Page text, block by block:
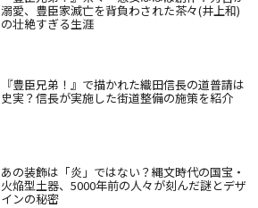
溺愛、豊臣家滅亡を背負わされた茶々(井上和)
の壮絶すぎる生涯
『豊臣兄弟！』で描かれた織田信長の道普請は
史実？信長が実施した街道整備の施策を紹介
あの装飾は「炎」ではない？縄文時代の国宝・
火焔型土器、5000年前の人々が刻んだ謎とデザ
インの秘密